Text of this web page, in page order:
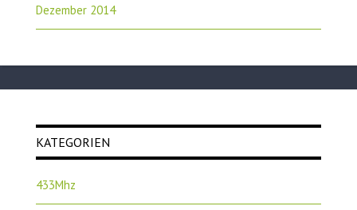
Dezember 2014
KATEGORIEN
433Mhz